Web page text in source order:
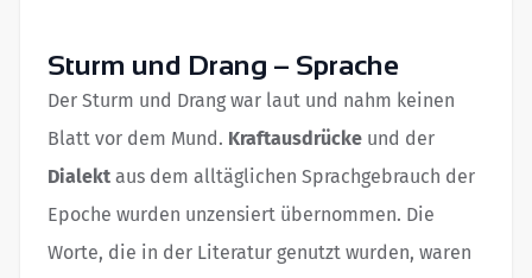
Sturm und Drang – Sprache
Der Sturm und Drang war laut und nahm keinen
Blatt vor dem Mund. Kraftausdrücke und der
Dialekt aus dem alltäglichen Sprachgebrauch der
Epoche wurden unzensiert übernommen. Die
Worte, die in der Literatur genutzt wurden, waren